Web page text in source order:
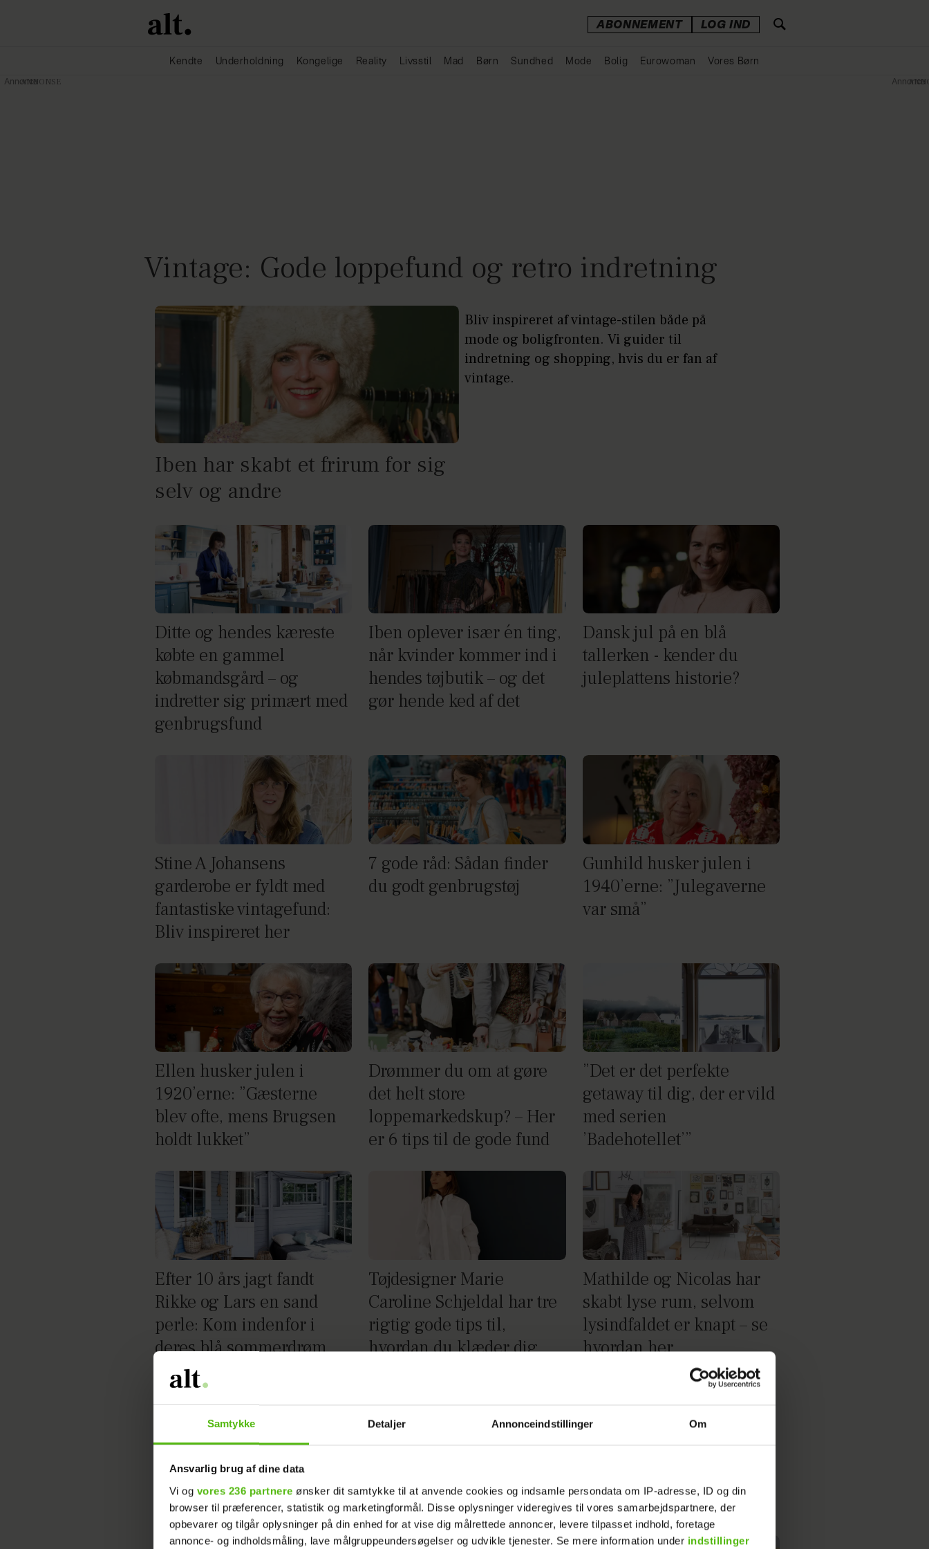
Samtykke Detaljer Annonceindstillinger Om
Ansvarlig brug af dine data
Vi og vores 236 partnere ønsker dit samtykke til at anvende cookies og indsamle persondata om IP-adresse, ID og din
browser til præferencer, statistik og marketingformål. Disse oplysninger videregives til vores samarbejdspartnere, der
opbevarer og tilgår oplysninger på din enhed for at vise dig målrettede annoncer, levere tilpasset indhold, foretage
annonce- og indholdsmåling, lave målgruppeundersøgelser og udvikle tjenester. Se mere information under indstillinger
ABONNEMENT LOG IND
Kendte Underholdning Kongelige Reality Livsstil Mad Børn Sundhed Mode Bolig Eurowoman Vores Børn
Vintage: Gode loppefund og retro indretning
Iben har skabt et frirum for sig
selv og andre
Bliv inspireret af vintage-stilen både på
mode og boligfronten. Vi guider til
indretning og shopping, hvis du er fan af
vintage.
Ditte og hendes kæreste
købte en gammel
købmandsgård – og
indretter sig primært med
genbrugsfund
Iben oplever især én ting,
når kvinder kommer ind i
hendes tøjbutik – og det
gør hende ked af det
Dansk jul på en blå
tallerken - kender du
juleplattens historie?
Stine A Johansens
garderobe er fyldt med
fantastiske vintagefund:
Bliv inspireret her
7 gode råd: Sådan finder
du godt genbrugstøj
Gunhild husker julen i
1940’erne: ”Julegaverne
var små”
Ellen husker julen i
1920’erne: ”Gæsterne
blev ofte, mens Brugsen
holdt lukket”
Drømmer du om at gøre
det helt store
loppemarkedskup? – Her
er 6 tips til de gode fund
”Det er det perfekte
getaway til dig, der er vild
med serien
’Badehotellet’”
Efter 10 års jagt fandt
Rikke og Lars en sand
perle: Kom indenfor i
deres blå sommerdrøm
her
Tøjdesigner Marie
Caroline Schjeldal har tre
rigtig gode tips til,
hvordan du klæder dig
Mathilde og Nicolas har
skabt lyse rum, selvom
lysindfaldet er knapt – se
hvordan her
Annonce
Annonce Annonce